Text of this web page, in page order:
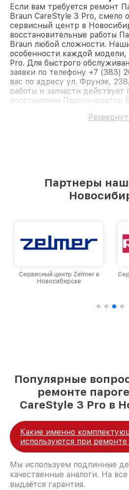
Если вам требуется ремонт
Braun CareStyle 3 Pro, смело
сервисный центр в
восстановительные работы
Braun любой сложности.
особенности каждой модели,
Pro. Для быстрого
заявки по телефону +7 (383)
вас по адресу ул. Фрунзе,
работы и запчасти
восстановим Парогенератор
Партнеры
Сервисный центр Zelmer в
Новосибирске
Популярные
ремонте
CareStyle 3 Pro в
Какие именно
используются при ремонте
Мы используем подлинные
качественные аналоги. На
выдаётся гарантия.